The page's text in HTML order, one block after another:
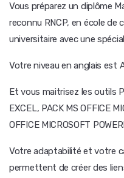
Vous préparez un diplôme
reconnu RNCP, en école de
universitaire avec une
Votre niveau en anglais est
Et vous maitrisez les outils
EXCEL, PACK MS OFFICE
OFFICE MICROSOFT
Votre adaptabilité et votre
permettent de créer des